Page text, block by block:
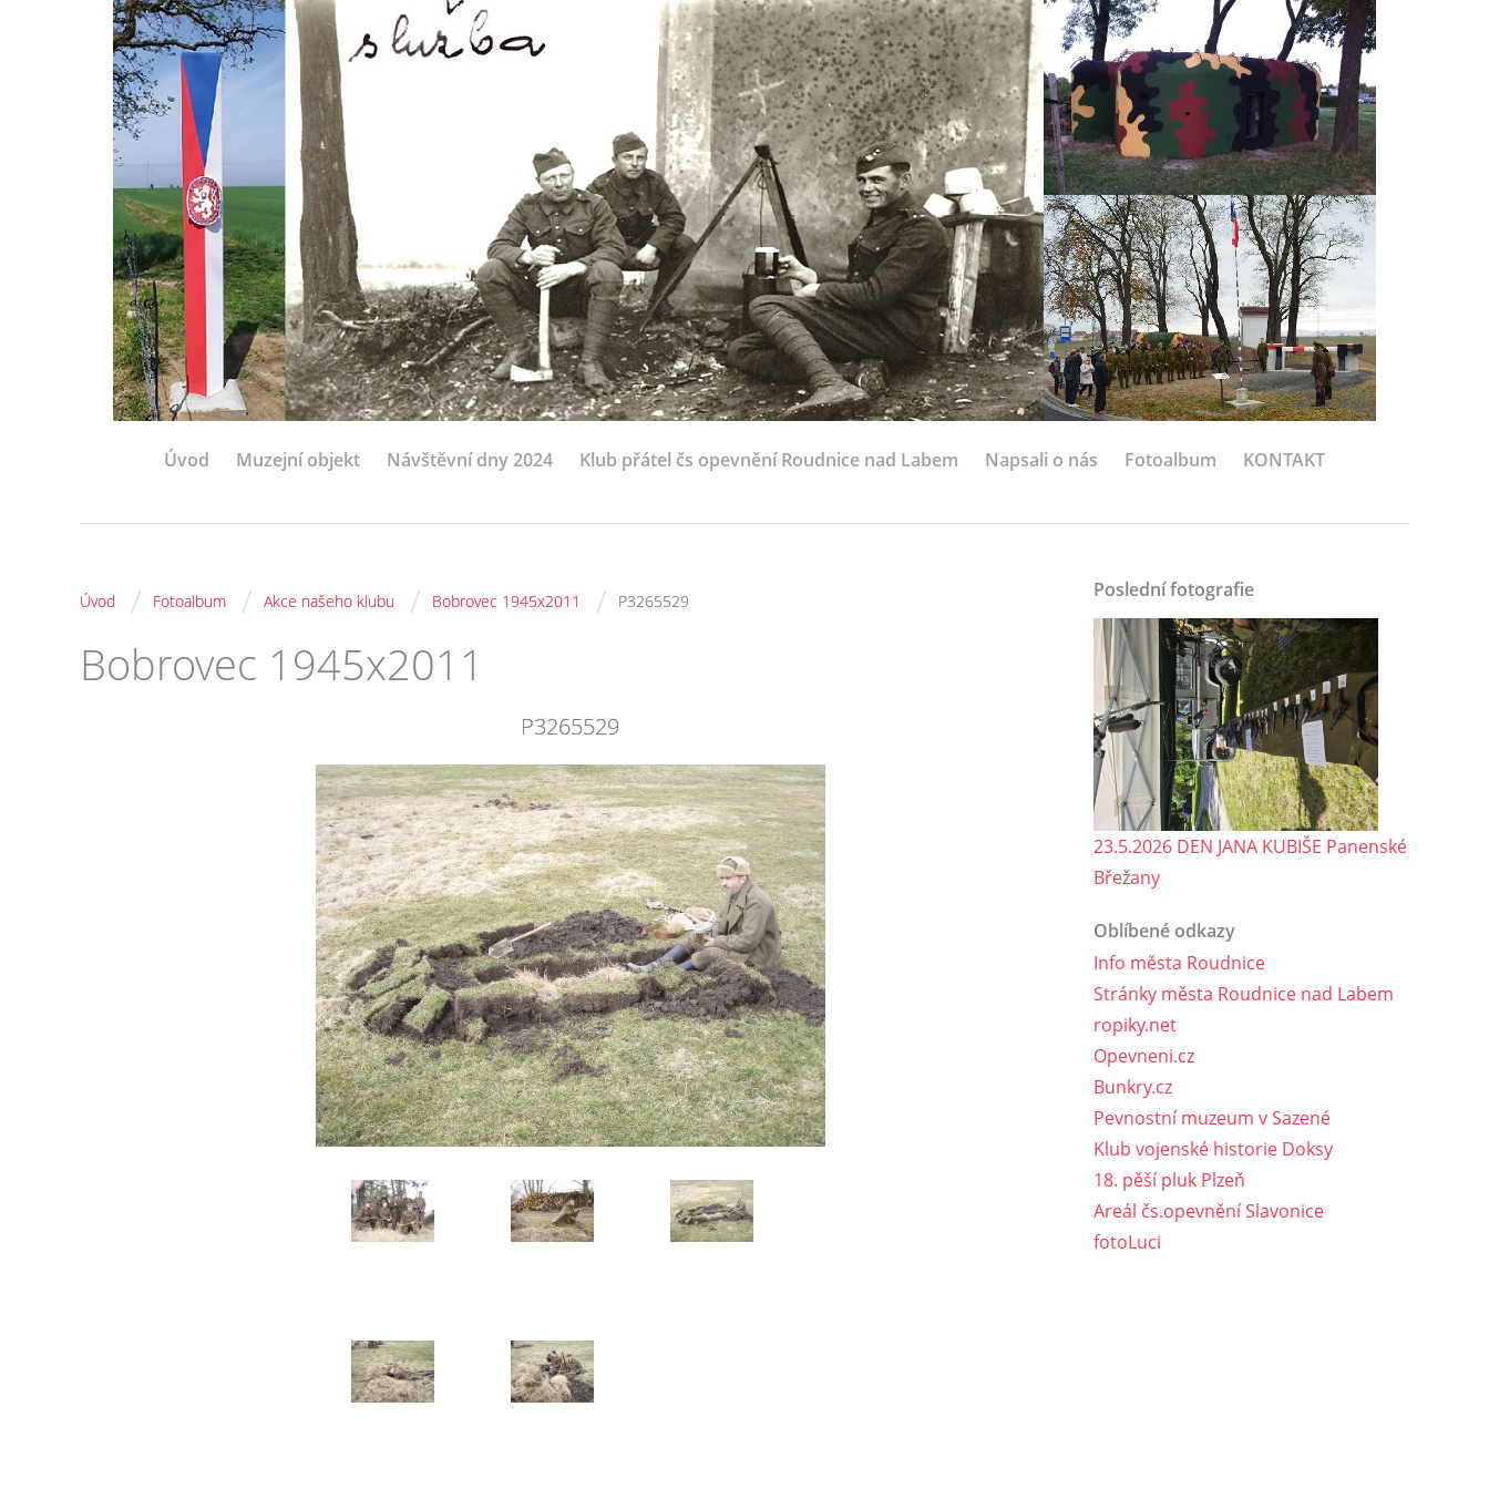
Úvod Muzejní objekt Návštěvní dny 2024 Klub přátel čs opevnění Roudnice nad Labem Napsali o nás Fotoalbum KONTAKT
Úvod / Fotoalbum / Akce našeho klubu / Bobrovec 1945x2011 / P3265529
Bobrovec 1945x2011
P3265529
Poslední fotografie
23.5.2026 DEN JANA KUBIŠE Panenské
Břežany
Oblíbené odkazy
Info města Roudnice
Stránky města Roudnice nad Labem
ropiky.net
Opevneni.cz
Bunkry.cz
Pevnostní muzeum v Sazené
Klub vojenské historie Doksy
18. pěší pluk Plzeň
Areál čs.opevnění Slavonice
fotoLuci